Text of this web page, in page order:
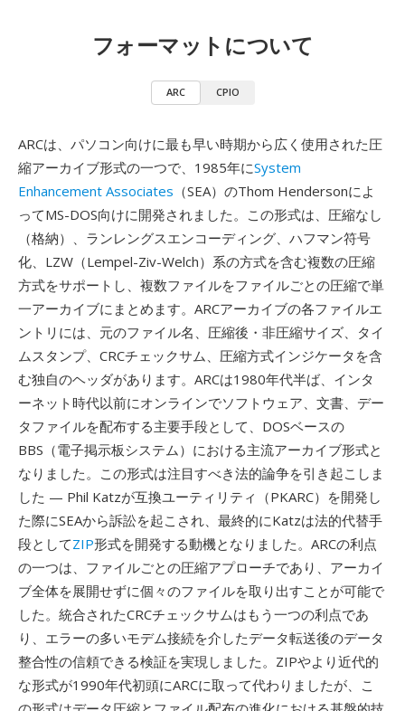
フォーマットについて
ARC CPIO
ARCは、パソコン向けに最も早い時期から広く使用された圧
縮アーカイブ形式の一つで、1985年にSystem
Enhancement Associates （SEA）のThom Hendersonによ
ってMS-DOS向けに開発されました。この形式は、圧縮なし
（格納）、ランレングスエンコーディング、ハフマン符号
化、LZW（Lempel-Ziv-Welch）系の方式を含む複数の圧縮
方式をサポートし、複数ファイルをファイルごとの圧縮で単
一アーカイブにまとめます。ARCアーカイブの各ファイルエ
ントリには、元のファイル名、圧縮後・非圧縮サイズ、タイ
ムスタンプ、CRCチェックサム、圧縮方式インジケータを含
む独自のヘッダがあります。ARCは1980年代半ば、インタ
ーネット時代以前にオンラインでソフトウェア、文書、デー
タファイルを配布する主要手段として、DOSベースの
BBS（電子掲示板システム）における主流アーカイブ形式と
なりました。この形式は注目すべき法的論争を引き起こしま
した — Phil Katzが互換ユーティリティ（PKARC）を開発し
た際にSEAから訴訟を起こされ、最終的にKatzは法的代替手
段としてZIP形式を開発する動機となりました。ARCの利点
の一つは、ファイルごとの圧縮アプローチであり、アーカイ
ブ全体を展開せずに個々のファイルを取り出すことが可能で
した。統合されたCRCチェックサムはもう一つの利点であ
り、エラーの多いモデム接続を介したデータ転送後のデータ
整合性の信頼できる検証を実現しました。ZIPやより近代的
な形式が1990年代初頭にARCに取って代わりましたが、こ